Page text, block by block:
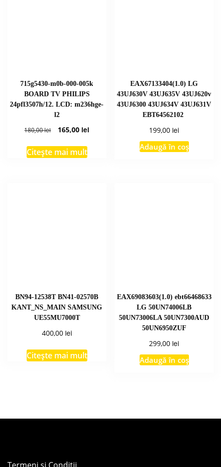
715g5430-m0b-000-005k
BOARD TV PHILIPS
24pfl3507h/12. LCD: m236hge-
l2
180,00lei
Prețul
a
fost:
165,00 lei
Citește mai mult
EAX67133404(1.0) LG
43UJ630V 43UJ635V 43UJ620v
43UJ6300 43UJ634V 43UJ631V
EBT64562102
199,00 lei
Adaugă în coș
BN94-12538T BN41-02570B
KANT_NS_MAIN SAMSUNG
UE55MU7000T
400,00 lei
Citește mai mult
EAX69083603(1.0) ebt66468633
LG 50UN74006LB
50UN73006LA 50UN7300AUD
50UN6950ZUF
299,00 lei
Adaugă în coș